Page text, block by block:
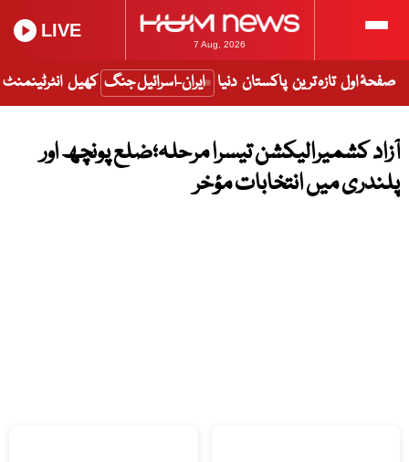
7 Aug, 2026
LIVE
صفحۂ اول تازہ ترین پاکستان دنیا ایران-اسرائیل جنگ کھیل انٹرٹینمنٹ
آزاد کشمیرالیکشن تیسرا مرحلہ؛ضلع پونچھ اور
پلندری میں انتخابات مؤخر